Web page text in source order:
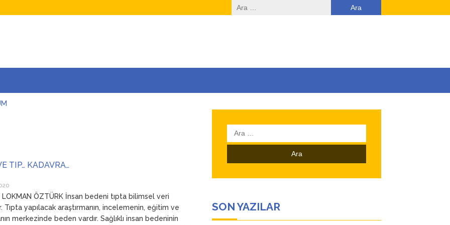
Arama:
TIP… KADAVRA…
LOKMAN ÖZTÜRK İnsan bedeni tıpta bilimsel veri
Tıpta yapılacak araştırmanın, incelemenin, eğitim ve
merkezinde beden vardır. Sağlıklı insan bedeninin
Arama:
SON YAZILAR